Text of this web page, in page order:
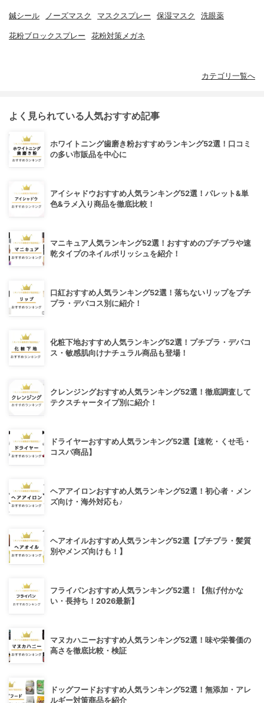
鍼シール ノーズマスク マスクスプレー 保湿マスク 洗眼薬
花粉ブロックスプレー 花粉対策メガネ
カテゴリ一覧へ
よく見られている人気おすすめ記事
ホワイトニング歯磨き粉おすすめランキング52選！口コミ
の多い市販品を中心に
アイシャドウおすすめ人気ランキング52選！パレット&単
色&ラメ入り商品を徹底比較！
マニキュア人気ランキング52選！おすすめのプチプラや速
乾タイプのネイルポリッシュを紹介！
口紅おすすめ人気ランキング52選！落ちないリップをプチ
プラ・デパコス別に紹介！
化粧下地おすすめ人気ランキング52選！プチプラ・デパコ
ス・敏感肌向けナチュラル商品も登場！
クレンジングおすすめ人気ランキング52選！徹底調査して
テクスチャータイプ別に紹介！
ドライヤーおすすめ人気ランキング52選【速乾・くせ毛・
コスパ商品】
ヘアアイロンおすすめ人気ランキング52選！初心者・メン
ズ向け・海外対応も♪
ヘアオイルおすすめ人気ランキング52選【プチプラ・髪質
別やメンズ向けも！】
フライパンおすすめ人気ランキング52選！【焦げ付かな
い・長持ち！2026最新】
マヌカハニーおすすめ人気ランキング52選！味や栄養価の
高さを徹底比較・検証
ドッグフードおすすめ人気ランキング52選！無添加・アレ
ルギー対策商品を紹介